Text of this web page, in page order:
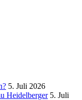
5. Juli 2026
Heidelberger 5. Juli